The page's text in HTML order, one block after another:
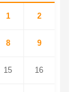
1 2
8 9
15 16